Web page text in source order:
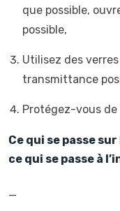
que possible,
possible,
Utilisez des
transmittance
Protégez-vous de
Ce qui se passe
ce qui se passe à
—